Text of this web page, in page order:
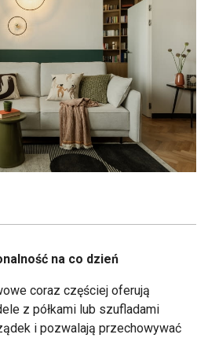
na co dzień
coraz częściej oferują
z półkami lub szufladami
i pozwalają przechowywać